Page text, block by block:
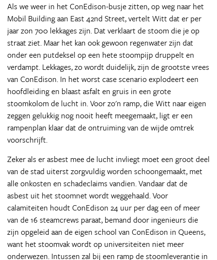
Als we weer in het ConEdison-busje zitten, op weg naar het
Mobil Building aan East 42nd Street, vertelt Witt dat er per
jaar zon 700 lekkages zijn. Dat verklaart de stoom die je op
straat ziet. Maar het kan ook gewoon regenwater zijn dat
onder een putdeksel op een hete stoompijp druppelt en
verdampt. Lekkages, zo wordt duidelijk, zijn de grootste vrees
van ConEdison. In het worst case scenario explodeert een
hoofdleiding en blaast asfalt en gruis in een grote
stoomkolom de lucht in. Voor zo'n ramp, die Witt naar eigen
zeggen gelukkig nog nooit heeft meegemaakt, ligt er een
rampenplan klaar dat de ontruiming van de wijde omtrek
voorschrijft.
Zeker als er asbest mee de lucht invliegt moet een groot deel
van de stad uiterst zorgvuldig worden schoongemaakt, met
alle onkosten en schadeclaims vandien. Vandaar dat de
asbest uit het stoomnet wordt weggehaald. Voor
calamiteiten houdt ConEdison 24 uur per dag een of meer
van de 16 steamcrews paraat, bemand door ingenieurs die
zijn opgeleid aan de eigen school van ConEdison in Queens,
want het stoomvak wordt op universiteiten niet meer
onderwezen. Intussen zal bij een ramp de stoomleverantie in